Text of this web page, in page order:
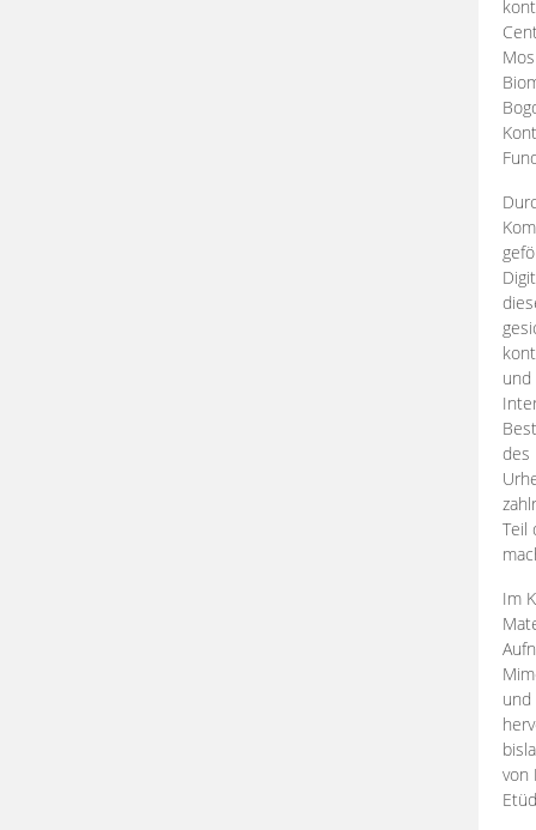
des
Teil
Im
und
von